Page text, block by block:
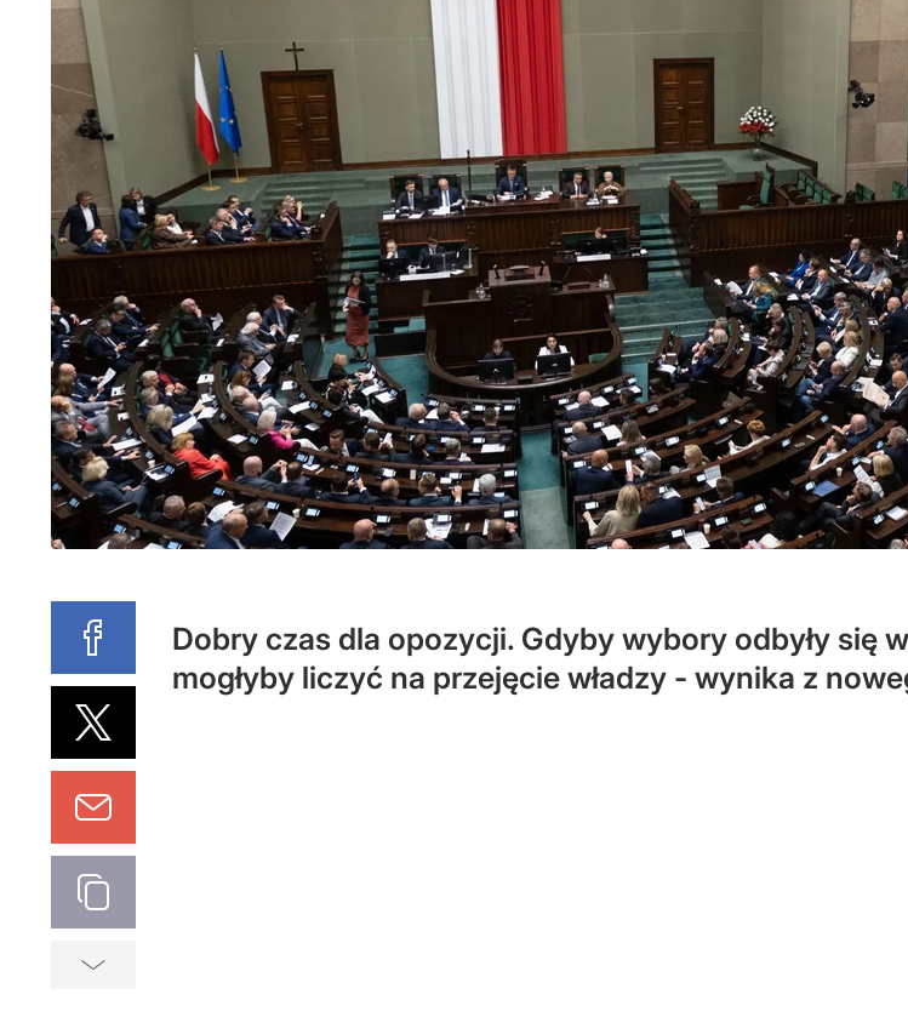
Dobry czas dla opozycji. Gdyby wybory odbyły się
mogłyby liczyć na przejęcie władzy - wynika z